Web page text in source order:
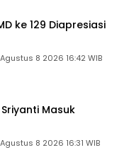
ke 129 Diapresiasi
8 2026 16:42 WIB
Sriyanti Masuk
8 2026 16:31 WIB